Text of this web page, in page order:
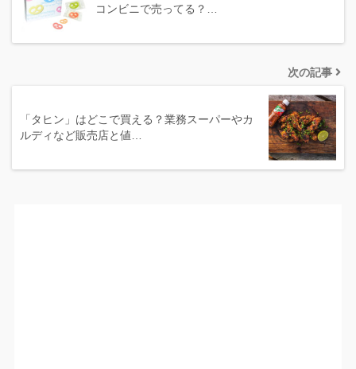
コンビニで売ってる？…
次の記事
「タヒン」はどこで買える？業務スーパーやカ
ルディなど販売店と値…